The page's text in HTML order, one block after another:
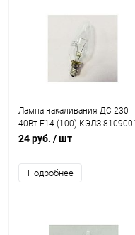
Лампа накаливания ДС 230-
40Вт E14 (100) КЭЛЗ 8109001
24 руб. / шт
Подробнее